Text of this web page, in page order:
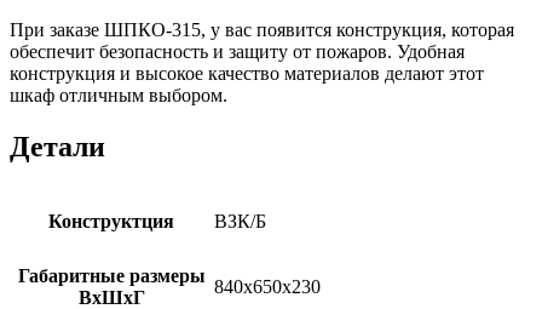
При заказе ШПКО-315, у вас появится конструкция, которая
обеспечит безопасность и защиту от пожаров. Удобная
конструкция и высокое качество материалов делают этот
шкаф отличным выбором.
Детали
Конструктция ВЗК/Б
Габаритные размеры
ВхШхГ
840х650х230